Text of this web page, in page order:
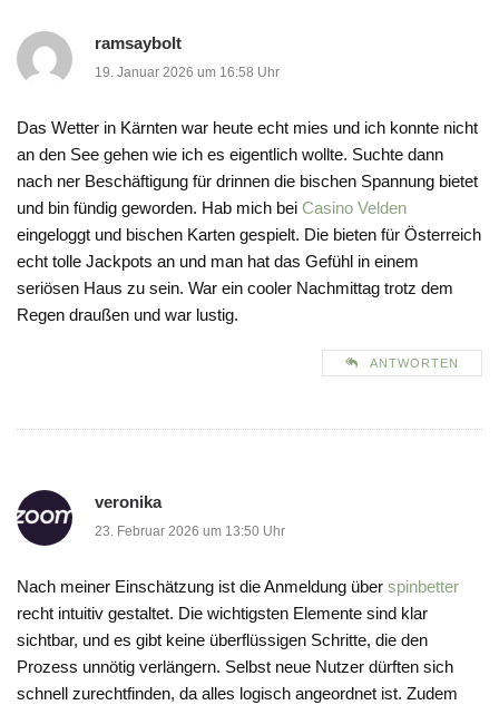
ramsaybolt
19. Januar 2026 um 16:58 Uhr
Das Wetter in Kärnten war heute echt mies und ich konnte nicht
an den See gehen wie ich es eigentlich wollte. Suchte dann
nach ner Beschäftigung für drinnen die bischen Spannung bietet
und bin fündig geworden. Hab mich bei Casino Velden
eingeloggt und bischen Karten gespielt. Die bieten für Österreich
echt tolle Jackpots an und man hat das Gefühl in einem
seriösen Haus zu sein. War ein cooler Nachmittag trotz dem
Regen draußen und war lustig.
ANTWORTEN
veronika
23. Februar 2026 um 13:50 Uhr
Nach meiner Einschätzung ist die Anmeldung über spinbetter
recht intuitiv gestaltet. Die wichtigsten Elemente sind klar
sichtbar, und es gibt keine überflüssigen Schritte, die den
Prozess unnötig verlängern. Selbst neue Nutzer dürften sich
schnell zurechtfinden, da alles logisch angeordnet ist. Zudem